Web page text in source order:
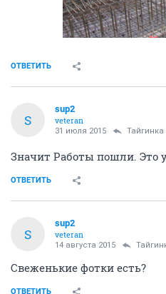
ОТВЕТИТЬ
S
sup2
veteran
31 июля 2015 Тайгинка
Значит Работы пошли. Это
ОТВЕТИТЬ
S
sup2
veteran
14 августа 2015
Свеженькие фотки есть?
ОТВЕТИТЬ